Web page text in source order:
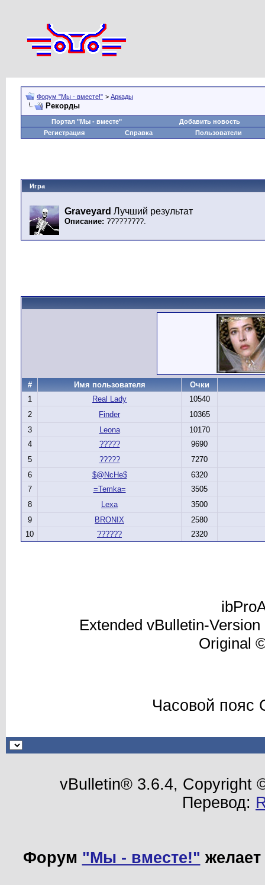
Форум "Мы - вместе!" > Аркады
Рекорды
Портал "Мы - вместе"
Добавить новость
Регистрация
Справка Пользователи
Игра
Graveyard Лучший результат
Описание: ?????????.
# Имя пользователя
Очки
1
Real Lady
10540
2
Finder
10365
3
Leona
10170
4
?????
9690
5
?????
7270
6
$@NcHe$
6320
7
=Temka=
3505
8
Lexa
3500
9
BRONIX
2580
10
?????? 2320
Extended vBulletin-
Original
Часовой пояс
vBulletin® 3.6.4, Copyright
Перевод:
Форум "Мы - вместе!"